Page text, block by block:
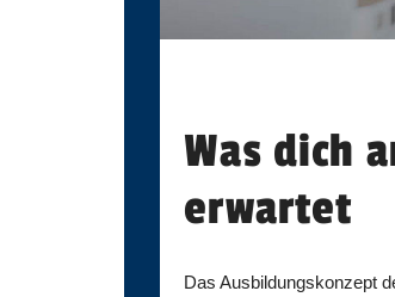
Was dich
erwartet
Das Ausbildungskonzept